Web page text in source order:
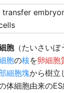
transfer
胞（たいさいぼ
胞の核を卵細胞
細胞塊から樹立
体細胞由来の